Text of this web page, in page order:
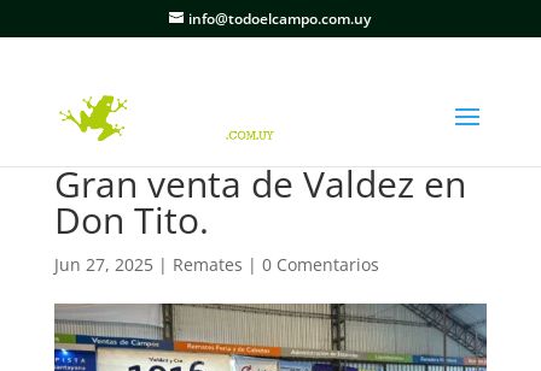
info@todoelcampo.com.uy
Gran venta de Valdez en
Don Tito.
Jun 27, 2025| Remates | 0 Comentarios